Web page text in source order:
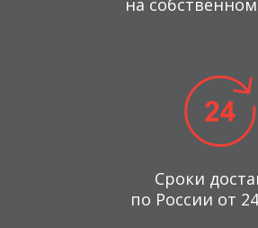
на
Сроки
по России от